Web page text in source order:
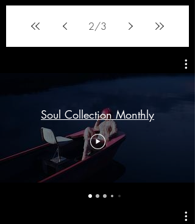
2/3
Soul Collection Monthly